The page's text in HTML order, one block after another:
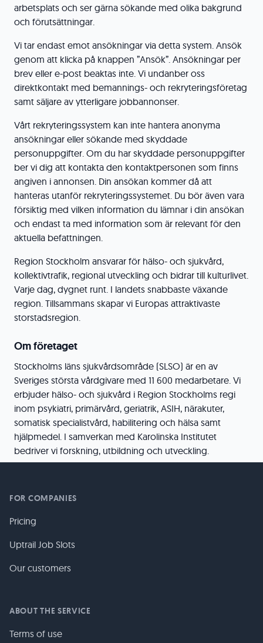
arbetsplats och ser gärna sökande med olika bakgrund
och förutsättningar.
Vi tar endast emot ansökningar via detta system. Ansök
genom att klicka på knappen ”Ansök”. Ansökningar per
brev eller e-post beaktas inte. Vi undanber oss
direktkontakt med bemannings- och rekryteringsföretag
samt säljare av ytterligare jobbannonser.
Vårt rekryteringssystem kan inte hantera anonyma
ansökningar eller sökande med skyddade
personuppgifter. Om du har skyddade personuppgifter
ber vi dig att kontakta den kontaktpersonen som finns
angiven i annonsen. Din ansökan kommer då att
hanteras utanför rekryteringssystemet. Du bör även vara
försiktig med vilken information du lämnar i din ansökan
och endast ta med information som är relevant för den
aktuella befattningen.
Region Stockholm ansvarar för hälso- och sjukvård,
kollektivtrafik, regional utveckling och bidrar till kulturlivet.
Varje dag, dygnet runt. I landets snabbaste växande
region. Tillsammans skapar vi Europas attraktivaste
storstadsregion.
Om företaget
Stockholms läns sjukvårdsområde (SLSO) är en av
Sveriges största vårdgivare med 11 600 medarbetare. Vi
erbjuder hälso- och sjukvård i Region Stockholms regi
inom psykiatri, primärvård, geriatrik, ASIH, närakuter,
somatisk specialistvård, habilitering och hälsa samt
hjälpmedel. I samverkan med Karolinska Institutet
bedriver vi forskning, utbildning och utveckling.
FOR COMPANIES
Pricing
Uptrail Job Slots
Our customers
ABOUT THE SERVICE
Terms of use